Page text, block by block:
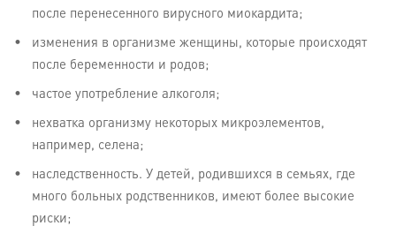
после перенесенного вирусного миокардита;
изменения в организме женщины, которые происходят
после беременности и родов;
частое употребление алкоголя;
нехватка организму некоторых микроэлементов,
например, селена;
наследственность. У детей, родившихся в семьях, где
много больных родственников, имеют более высокие
риски;